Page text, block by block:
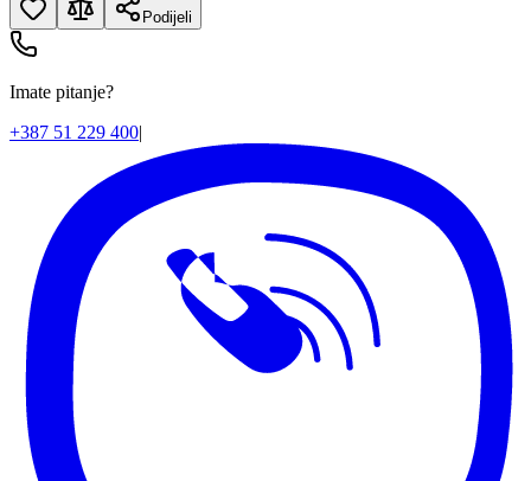
Podijeli
Imate pitanje?
+387 51 229 400|